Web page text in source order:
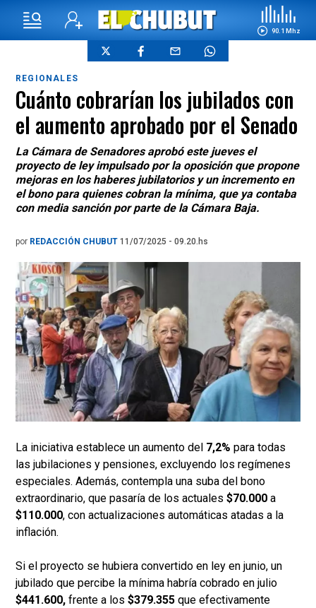
90.1 Mhz
REGIONALES
Cuánto cobrarían los jubilados con
el aumento aprobado por el Senado
La Cámara de Senadores aprobó este jueves el
proyecto de ley impulsado por la oposición que propone
mejoras en los haberes jubilatorios y un incremento en
el bono para quienes cobran la mínima, que ya contaba
con media sanción por parte de la Cámara Baja.
por REDACCIÓN CHUBUT 11/07/2025 - 09.20.hs
La iniciativa establece un aumento del 7,2% para todas
las jubilaciones y pensiones, excluyendo los regímenes
especiales. Además, contempla una suba del bono
extraordinario, que pasaría de los actuales $70.000 a
$110.000, con actualizaciones automáticas atadas a la
inflación.
Si el proyecto se hubiera convertido en ley en junio, un
jubilado que percibe la mínima habría cobrado en julio
$441.600, frente a los $379.355 que efectivamente